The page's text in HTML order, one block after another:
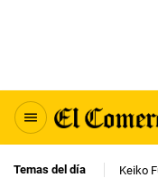
Temas del día Keiko